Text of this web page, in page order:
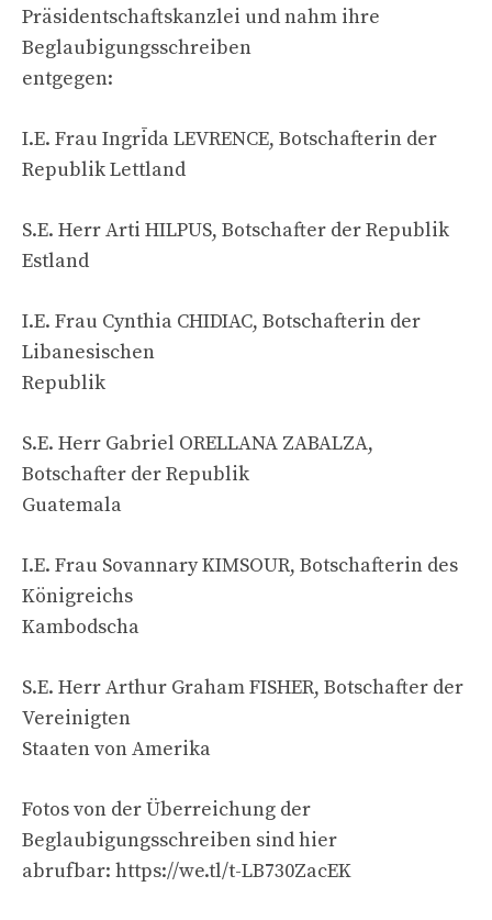
Präsidentschaftskanzlei und nahm ihre
Beglaubigungsschreiben
entgegen:
I.E. Frau Ingrīda LEVRENCE, Botschafterin der
Republik Lettland
S.E. Herr Arti HILPUS, Botschafter der Republik
Estland
I.E. Frau Cynthia CHIDIAC, Botschafterin der
Libanesischen
Republik
S.E. Herr Gabriel ORELLANA ZABALZA,
Botschafter der Republik
Guatemala
I.E. Frau Sovannary KIMSOUR, Botschafterin des
Königreichs
Kambodscha
S.E. Herr Arthur Graham FISHER, Botschafter der
Vereinigten
Staaten von Amerika
Fotos von der Überreichung der
Beglaubigungsschreiben sind hier
abrufbar: https://we.tl/t-LB730ZacEK